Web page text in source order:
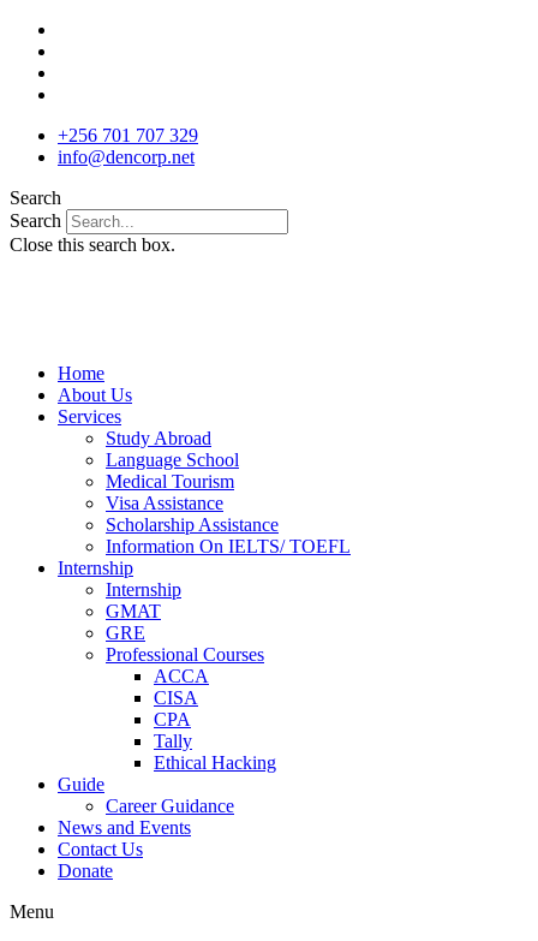
Skip
content
+256 701 707 329
info@dencorp.net
Search
Search
Close this search box.
Home
About Us
Services
Study Abroad
Language School
Medical Tourism
Visa Assistance
Scholarship Assistance
Information On IELTS/ TOEFL
Internship
Internship
GMAT
GRE
Professional Courses
ACCA
CISA
CPA
Tally
Ethical Hacking
Guide
Career Guidance
News and Events
Contact Us
Donate
Menu